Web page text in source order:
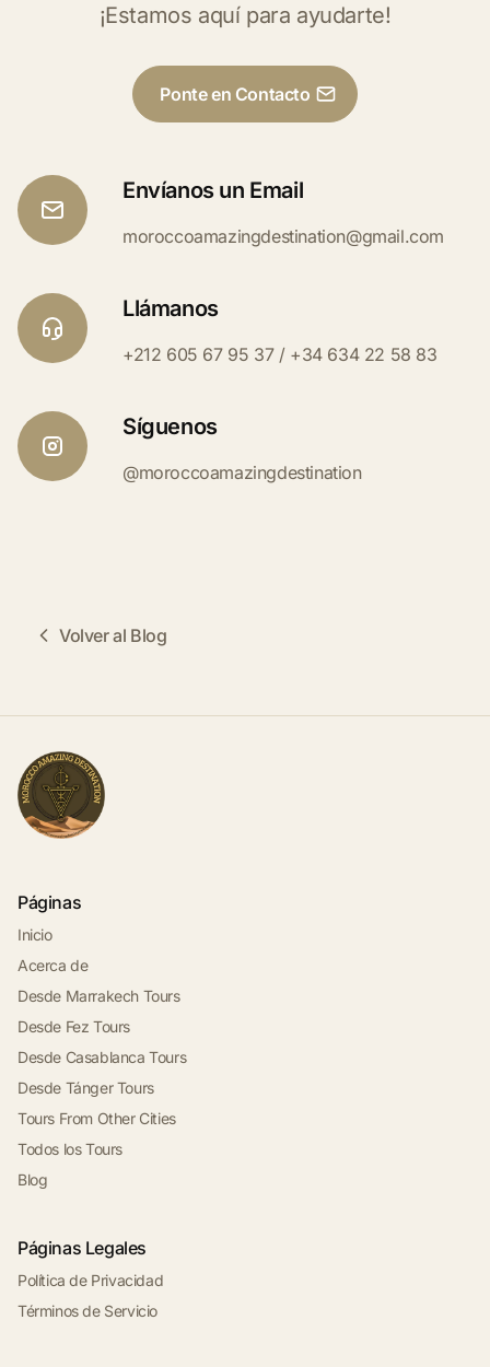
¡Estamos aquí para ayudarte!
Ponte en Contacto
Envíanos un Email
moroccoamazingdestination@gmail.com
Llámanos
+212 605 67 95 37 / +34 634 22 58 83
Síguenos
@moroccoamazingdestination
Volver al Blog
Páginas
Inicio
Acerca de
Desde Marrakech Tours
Desde Fez Tours
Desde Casablanca Tours
Desde Tánger Tours
Tours From Other Cities
Todos los Tours
Blog
Páginas Legales
Política de Privacidad
Términos de Servicio